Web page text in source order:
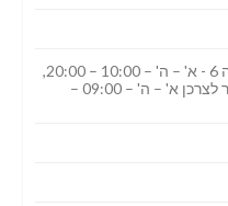
מרכז הנגב דרך מצדה 6 - א' – ה' – 10:00 – 20:00,
קניון עזריאלי הנגב, קומה 1 מול המשביר לצרכן א' – ה' – 09:00 –